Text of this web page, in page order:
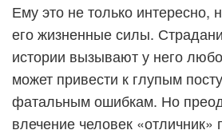
Ему это не только интересно,
его жизненные силы.
истории вызывают у него
может привести к глупым
фатальным ошибкам. Но
влечение человек «отличник»